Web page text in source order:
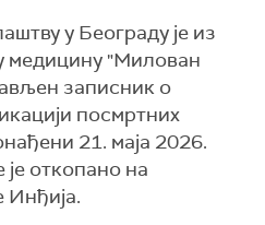
у Београду је из
медицину "Милован
записник о
посмртних
21. маја 2026.
је откопано на
Инђија.